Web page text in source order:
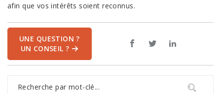
afin que vos intérêts soient reconnus.
UNE QUESTION ?
UN CONSEIL ?